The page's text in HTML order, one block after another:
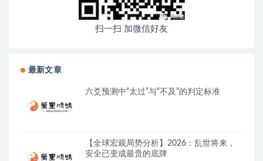
扫一扫 加微信好友
最新文章
六爻预测中“太过”与“不及”的判定标准
【全球宏观局势分析】2026：乱世将来，
安全已变成最贵的底牌